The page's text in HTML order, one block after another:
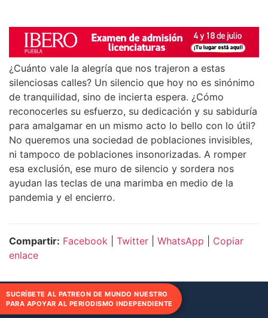
¿Cuánto vale la alegría que nos trajeron a estas
silenciosas calles? Un silencio que hoy no es sinónimo
de tranquilidad, sino de incierta espera. ¿Cómo
reconocerles su esfuerzo, su dedicación y su sabiduría
para amalgamar en un mismo acto lo bello con lo útil?
No queremos una sociedad de poblaciones invisibles,
ni tampoco de poblaciones insonorizadas. A romper
esa exclusión, ese muro de silencio y sordera nos
ayudan las teclas de una marimba en medio de la
pandemia y el encierro.
Compartir: Facebook Twitter WhatsApp
Copiar
enlace
SUCRÍBETE AL PATREON DE MUNDO NUESTRO
PARA APOYAR AL PERIODISMO INDEPENDIENTE